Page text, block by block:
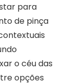
para
de pinça
o céu das
opções